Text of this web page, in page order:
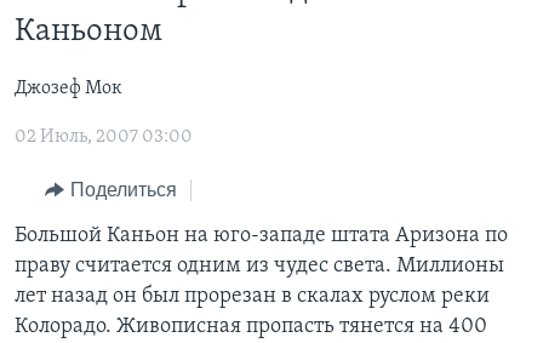
контент
навигации
Перейти
поиск
НОВОСТИ ЗА МИНУТУ
ИТОГИ
ПОЧЕМУ ЭТО ВАЖНО?
ДИСКУССИЯ VOA
ДЕТАЛИ
НЬЮ-ЙОРК NEW YORK
УЧИМ АНГЛИЙСКИЙ
НАША АМЕРИКАНСКАЯ ИСТОРИЯ
А КАК В АМЕРИКЕ?
АРТЕФАКТЫ
АМЕРИКАНСКИЕ ГОРОДКИ
ТЕСТЫ
ЭКСПЕРТИЗА
ИНТЕРВЬЮ
ФАКТЫ ПРОТИВ ФЕЙКОВ
ЗА СВОБОДУ ПРЕССЫ
УЧИМ АНГЛИЙСКИЙ
ВИДЕО
Каньоном
Джозеф Мок
02 Июль, 2007 03:00
Поделиться
Большой Каньон на юго-западе штата Аризона по
праву считается одним из чудес света. Миллионы
лет назад он был прорезан в скалах руслом реки
Колорадо. Живописная пропасть тянется на 400